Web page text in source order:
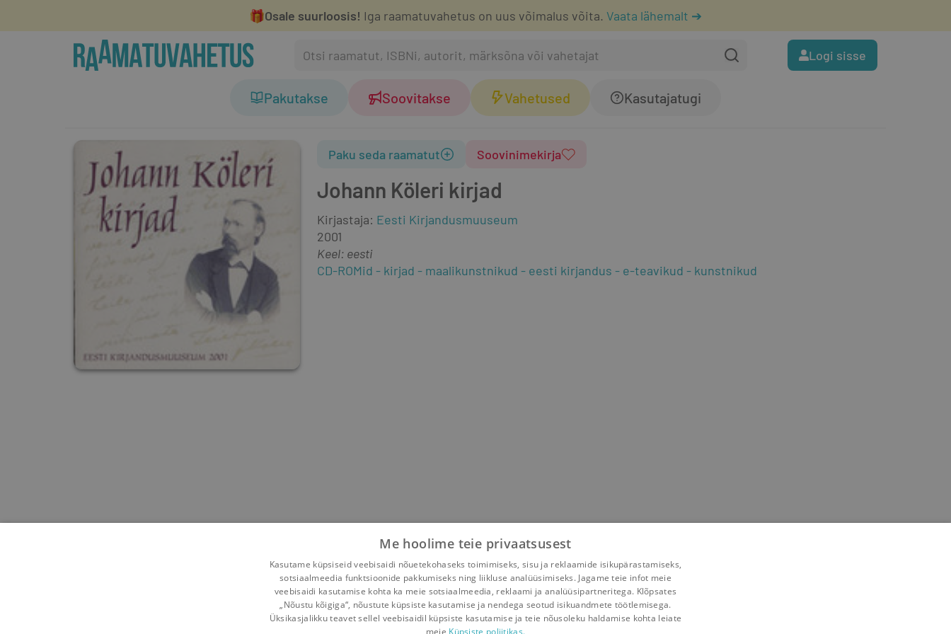
🎁Osale suurloosis! Iga raamatuvahetus on uus võimalus võita. Vaata lähemalt ➔
Logi sisse
Pakutakse Soovitakse Vahetused Kasutajatugi
Johann Köleri kirjad
Paku seda raamatut Soovinimekirja
Kirjastaja: Eesti Kirjandusmuuseum
2001
Keel: eesti
CD-ROMid
kirjad maalikunstnikud eesti kirjandus e-teavikud kunstnikud
Me hoolime teie privaatsusest
Kasutame küpsiseid veebisaidi nõuetekohaseks toimimiseks, sisu ja reklaamide isikupärastamiseks,
sotsiaalmeedia funktsioonide pakkumiseks ning liikluse analüüsimiseks. Jagame teie infot meie
veebisaidi kasutamise kohta ka meie sotsiaalmeedia, reklaami ja analüüsipartneritega. Klõpsates
„Nõustu kõigiga“, nõustute küpsiste kasutamise ja nendega seotud isikuandmete töötlemisega.
Üksikasjalikku teavet sellel veebisaidil küpsiste kasutamise ja teie nõusoleku haldamise kohta leiate
meie Küpsiste poliitikas.